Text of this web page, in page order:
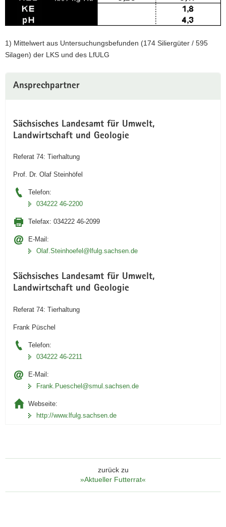
1) Mittelwert aus Untersuchungsbefunden (174 Siliergüter / 595
Silagen) der LKS und des LfULG
Ansprechpartner
Sächsisches Landesamt für Umwelt,
Landwirtschaft und Geologie
Referat 74: Tierhaltung
Prof. Dr. Olaf Steinhöfel
Telefon:
034222 46-2200
Telefax: 034222 46-2099
E-Mail:
Olaf.Steinhoefel­@lfulg.sachsen.de
Sächsisches Landesamt für Umwelt,
Landwirtschaft und Geologie
Referat 74: Tierhaltung
Frank Püschel
Telefon:
034222 46-2211
E-Mail:
Frank.Pueschel@smul.sachsen.de
Webseite:
http://www.lfulg.sachsen.de
zurück zu
»Aktueller Futterrat«